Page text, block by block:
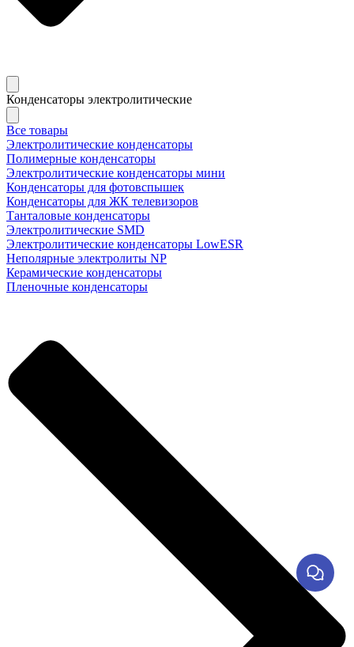
Конденсаторы электролитические
Все товары
Электролитические конденсаторы
Полимерные конденсаторы
Электролитические конденсаторы мини
Конденсаторы для фотовспышек
Конденсаторы для ЖК телевизоров
Танталовые конденсаторы
Электролитические SMD
Электролитические конденсаторы LowESR
Неполярные электролиты NP
Керамические конденсаторы
Пленочные конденсаторы